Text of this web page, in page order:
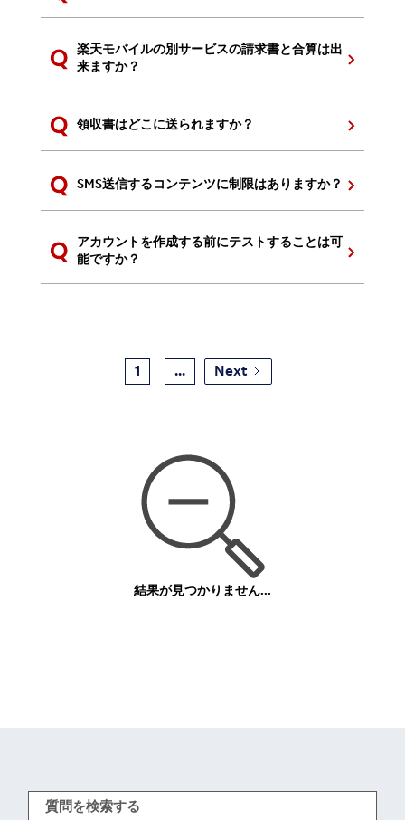
楽天モバイルの別サービスの請求書と合算は出
来ますか？
領収書はどこに送られますか？
SMS送信するコンテンツに制限はありますか？
アカウントを作成する前にテストすることは可
能ですか？
1 ... Next
結果が見つかりません...